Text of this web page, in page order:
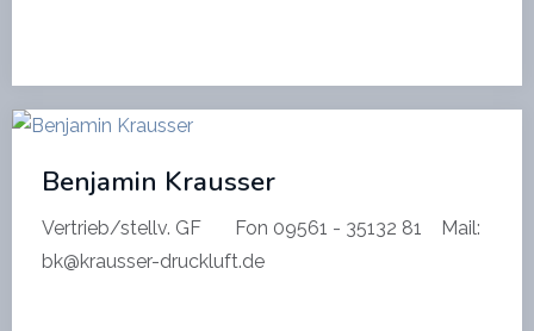
Benjamin Krausser
Vertrieb/stellv. GF Fon 09561 - 35132 81 Mail:
bk@krausser-druckluft.de